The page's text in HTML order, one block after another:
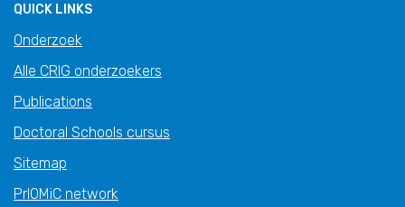
QUICK LINKS
Onderzoek
Alle CRIG onderzoekers
Publications
Doctoral Schools cursus
Sitemap
PrIOMiC network